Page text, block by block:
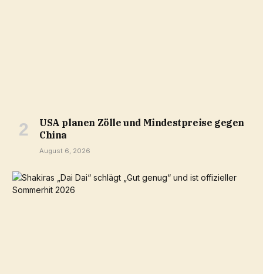
USA planen Zölle und Mindestpreise gegen
China
August 6, 2026